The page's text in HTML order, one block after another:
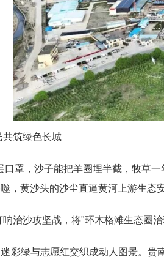
共筑绿色长城
口罩，沙子能把羊圈埋半截，牧草
，黄沙头的沙尘直逼黄河上游生态
治沙攻坚战，将"环木格滩生态圈
彩绿与志愿红交织成动人图景。